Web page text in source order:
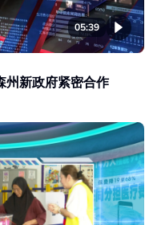
05:39
州新政府紧密合作